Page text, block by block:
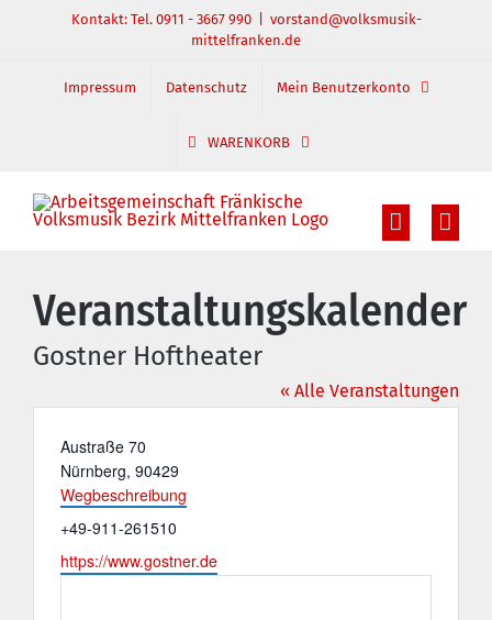
springen
Kontakt: Tel. 0911 - 3667 990
vorstand@volksmusik-
mittelfranken.de
Impressum Datenschutz Mein Benutzerkonto
WARENKORB
Veranstaltungskalender
Gostner Hoftheater
« Alle Veranstaltungen
Adresse
Austraße 70
Nürnberg, 90429
Wegbeschreibung
Telefon
+49-911-261510
Webseite
https://www.gostner.de